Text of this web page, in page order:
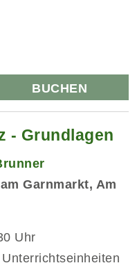
BUCHEN
- Grundlagen
Garnmarkt, Am
Uhr